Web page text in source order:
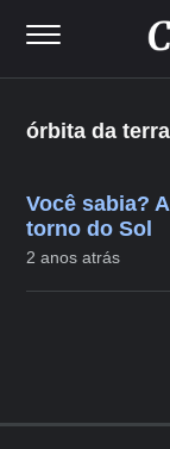
órbita da
Você sabia?
torno do Sol
2 anos atrás